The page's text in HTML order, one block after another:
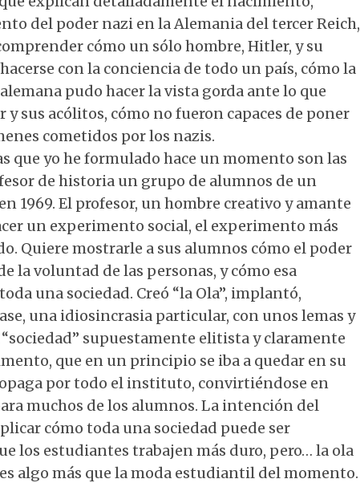
del poder nazi en la Alemania del tercer Reich,
cómo un sólo hombre, Hitler, y su
con la conciencia de todo un país, cómo la
pudo hacer la vista gorda ante lo que
sus acólitos, cómo no fueron capaces de poner
cometidos por los nazis.
que yo he formulado hace un momento son las
de historia un grupo de alumnos de un
1969. El profesor, un hombre creativo y amante
un experimento social, el experimento más
Quiere mostrarle a sus alumnos cómo el poder
la voluntad de las personas, y cómo esa
una sociedad. Creó “la Ola”, implantó,
una idiosincrasia particular, con unos lemas y
supuestamente elitista y claramente
que en un principio se iba a quedar en su
por todo el instituto, convirtiéndose en
muchos de los alumnos. La intención del
cómo toda una sociedad puede ser
los estudiantes trabajen más duro, pero… la ola
algo más que la moda estudiantil del momento.